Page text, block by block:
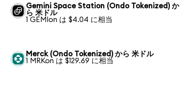
Gemini Space Station (Ondo Tokenized) か
ら 米ドル
1 GEMIon は $4.04 に相当
Merck (Ondo Tokenized) から 米ドル
1 MRKon は $129.69 に相当